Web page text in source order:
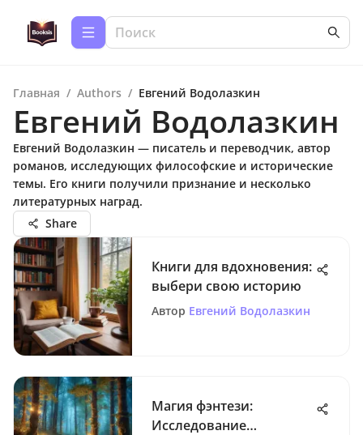
Главная / Authors / Евгений Водолазкин
Евгений Водолазкин
Евгений Водолазкин — писатель и переводчик, автор
романов, исследующих философские и исторические
темы. Его книги получили признание и несколько
литературных наград.
Share
Книги для вдохновения:
выбери свою историю
Автор Евгений Водолазкин
Магия фэнтези:
Исследование